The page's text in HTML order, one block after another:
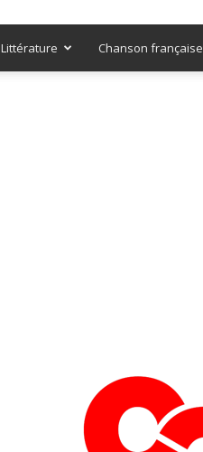
Littérature Chanson française